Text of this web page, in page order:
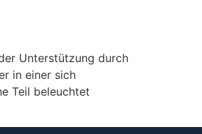
Unterstützung durch
in einer sich
Teil beleuchtet